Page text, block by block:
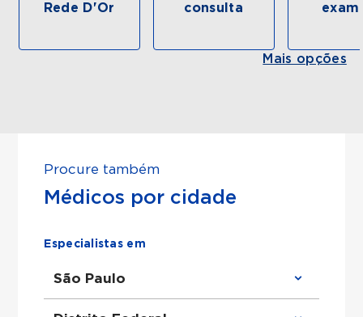
Rede D'Or
consulta
Mais opções
Procure também
Médicos por cidade
Especialistas em
São Paulo
Clínico Geral em São Paulo